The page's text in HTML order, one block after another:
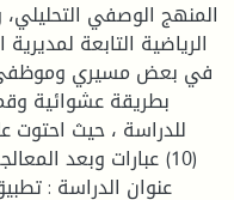
المنهج الوصفي
الرياضية التابعة
في بعض مسيري وموظفي
بطريقة عشوائية
للدراسة ، حيث
(10) عبارات وبعد